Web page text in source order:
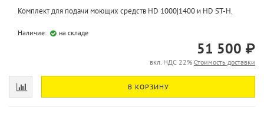
Комплект для подачи моющих средств HD 1000|1400 и HD ST-H.
Наличие: на складе
51 500 ₽
вкл. НДС 22% Стоимость доставки
В КОРЗИНУ